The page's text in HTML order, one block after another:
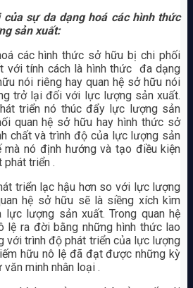
sự da dạng hoá các hình thức
sản xuất:
các hình thức sở hữu bị chi phối
với tính cách là hình thức đa dạng
nói riêng hay quan hệ sở hữu nói
trở lại đối với lực lượng sản xuất.
triển nó thúc đẩy lực lượng sản
quan hệ sở hữu hay hình thức sở
chất và trình độ của lực lượng sản
mà nó định hướng và tạo điều kiện
triển .
triển lạc hậu hơn so với lực lượng
hệ sở hữu sẽ là siềng xích kìm
lực lượng sản xuất. Trong quan hệ
lệ ra đời bằng những hình thức lao
với trình độ phát triển của lực lượng
hữu nô lệ đã đạt được những kỳ
minh nhân loại .